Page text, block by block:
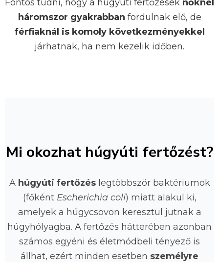
Fontos tudni, hogy a húgyúti fertőzések nőknél
háromszor gyakrabban fordulnak elő, de
férfiaknál is komoly következményekkel
járhatnak, ha nem kezelik időben.
Mi okozhat húgyúti fertőzést?
A húgyúti fertőzéslegtöbbször baktériumok
(főként Escherichia coli) miatt alakul ki,
amelyek a húgycsövön keresztül jutnak a
húgyhólyagba. A fertőzés hátterében azonban
számos egyéni és életmódbeli tényező is
állhat, ezért minden esetben személyre